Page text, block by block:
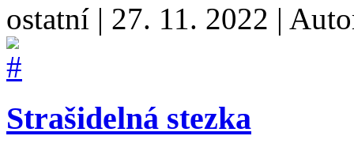
ostatní | 27. 11. 2022 |
Strašidelná stezka